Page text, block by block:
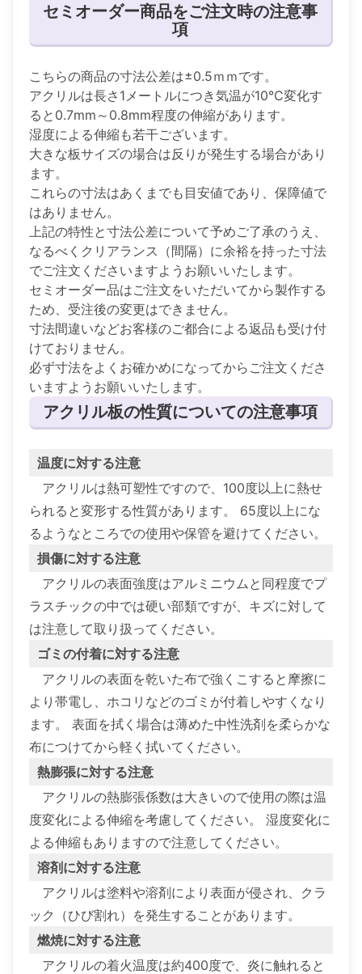
セミオーダー商品をご注文時の注意事
項
こちらの商品の寸法公差は±0.5ｍｍです。
アクリルは長さ1メートルにつき気温が10℃変化す
ると0.7mm～0.8mm程度の伸縮があります。
湿度による伸縮も若干ございます。
大きな板サイズの場合は反りが発生する場合があり
ます。
これらの寸法はあくまでも目安値であり、保障値で
はありません。
上記の特性と寸法公差について予めご了承のうえ、
なるべくクリアランス（間隔）に余裕を持った寸法
でご注文くださいますようお願いいたします。
セミオーダー品はご注文をいただいてから製作する
ため、受注後の変更はできません。
寸法間違いなどお客様のご都合による返品も受け付
けておりません。
必ず寸法をよくお確かめになってからご注文くださ
いますようお願いいたします。
アクリル板の性質についての注意事項
温度に対する注意
アクリルは熱可塑性ですので、100度以上に熱せ
られると変形する性質があります。 65度以上にな
るようなところでの使用や保管を避けてください。
損傷に対する注意
アクリルの表面強度はアルミニウムと同程度でプ
ラスチックの中では硬い部類ですが、キズに対して
は注意して取り扱ってください。
ゴミの付着に対する注意
アクリルの表面を乾いた布で強くこすると摩擦に
より帯電し、ホコリなどのゴミが付着しやすくなり
ます。 表面を拭く場合は薄めた中性洗剤を柔らかな
布につけてから軽く拭いてください。
熱膨張に対する注意
アクリルの熱膨張係数は大きいので使用の際は温
度変化による伸縮を考慮してください。 湿度変化に
よる伸縮もありますので注意してください。
溶剤に対する注意
アクリルは塗料や溶剤により表面が侵され、クラ
ック（ひび割れ）を発生することがあります。
燃焼に対する注意
アクリルの着火温度は約400度で、炎に触れると